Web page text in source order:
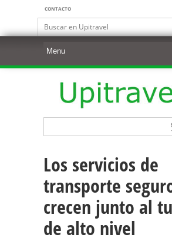
CONTACTO
Los servicios de
transporte
crecen junto al
de alto nivel